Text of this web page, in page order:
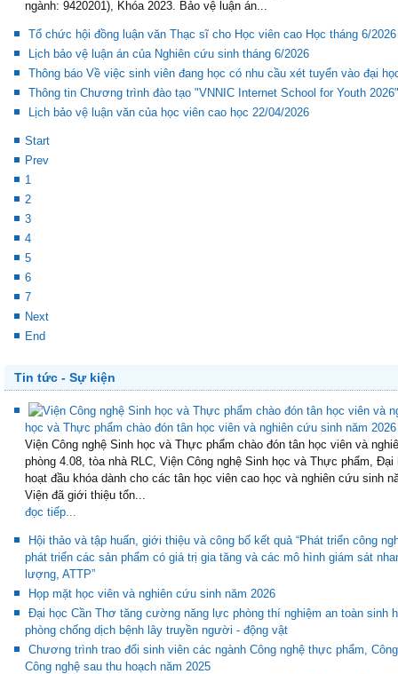
ngành: 9420201), Khóa 2023.
ngành: 9420201), Khóa 2023. Bảo vệ luận án...
Tổ chức hội đồng luận văn Thạc sĩ cho Học viên cao Học tháng 6/2026
Lịch bảo vệ luận án của Nghiên cứu sinh tháng 6/2026
Thông báo Về việc sinh viên đang học có nhu cầu xét tuyển vào đại
Lịch bảo vệ luận văn của học viên cao học 22/04/2026
Start
Prev
1
2
3
4
5
6
7
End
Tin tức - Sự kiện
học và Thực phẩm chào đón tân học viên và nghiên cứu sinh năm 2026
Viện Công nghệ Sinh học và Thực phẩm chào đón tân học viên và
phòng 4.08, tòa nhà RLC, Viện Công nghệ Sinh học và Thực phẩm,
hoạt đầu khóa dành cho các tân học viên cao học và nghiên cứu sinh
đọc tiếp...
Hội thảo và tập huấn, giới thiệu và công bố kết quả “Phát triển công
phát triển các sản phẩm có giá trị gia tăng và các mô hình giám sát
lượng, ATTP”
Họp mặt học viên và nghiên cứu sinh năm 2026
Đại học Cần Thơ tăng cường năng lực phòng thí nghiệm an toàn sinh
phòng chống dịch bệnh lây truyền người - động vật